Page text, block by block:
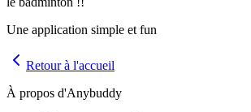
Une application simple et fun
Retour à l'accueil
À propos d'Anybuddy